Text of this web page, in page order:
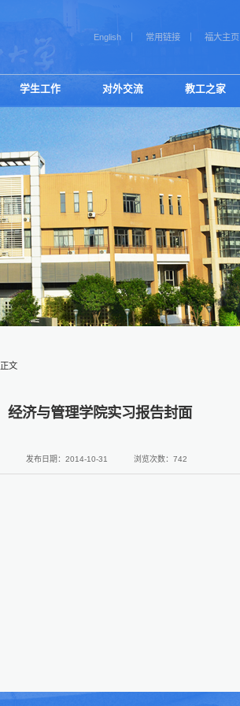
English 常用链接 福大主页
学生工作 对外交流 教工之家
正文
经济与管理学院实习报告封面
发布日期：2014-10-31 浏览次数： 742